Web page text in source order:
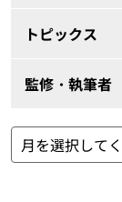
トピックス
監修・執筆者